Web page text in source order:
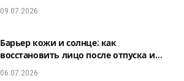
образа
09.07.2026
Барьер кожи и солнце: как
восстановить лицо после отпуска и
избежать фотостарения
06.07.2026